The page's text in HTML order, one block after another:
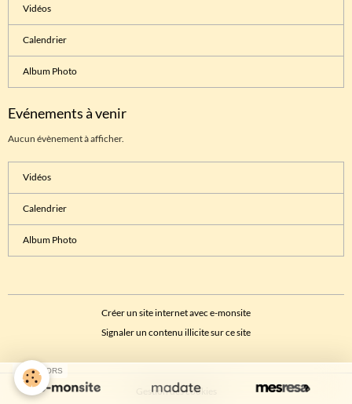
Vidéos
Calendrier
Album Photo
Evénements à venir
Aucun évènement à afficher.
Vidéos
Calendrier
Album Photo
Créer un site internet avec e-monsite
Signaler un contenu illicite sur ce site
Gestion des cookies
SPONSORS